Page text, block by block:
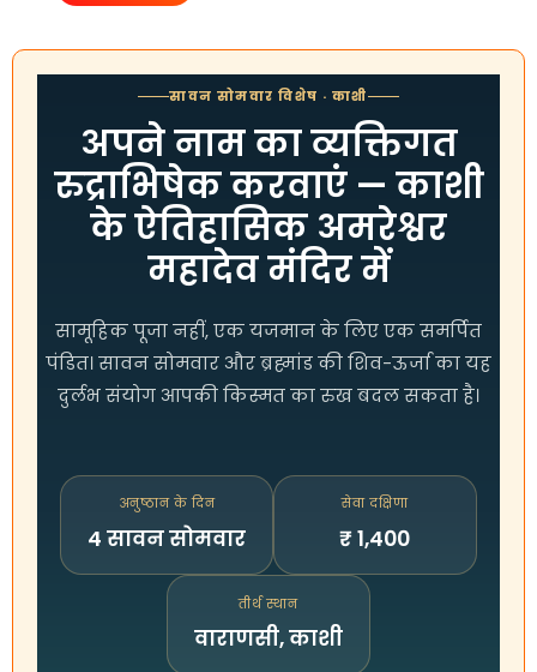
रुद्राभिषेक
quantity
सावन सोमवार विशेष · काशी
अपने नाम का व्यक्तिगत
रुद्राभिषेक करवाएं — काशी
के ऐतिहासिक अमरेश्वर
महादेव मंदिर में
सामूहिक पूजा नहीं, एक यजमान के लिए एक समर्पित
पंडित। सावन सोमवार और ब्रह्मांड की शिव-ऊर्जा का यह
दुर्लभ संयोग आपकी किस्मत का रुख बदल सकता है।
अनुष्ठान के दिन
4 सावन सोमवार
सेवा दक्षिणा
₹ 1,400
तीर्थ स्थान
वाराणसी, काशी